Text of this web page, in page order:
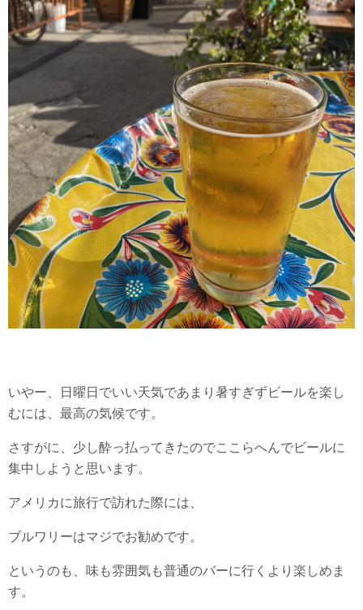
いやー、日曜日でいい天気であまり暑すぎずビールを楽し
むには、最高の気候です。
さすがに、少し酔っ払ってきたのでここらへんでビールに
集中しようと思います。
アメリカに旅行で訪れた際には、
ブルワリーはマジでお勧めです。
というのも、味も雰囲気も普通のバーに行くより楽しめま
す。